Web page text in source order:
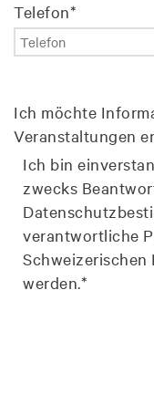
Telefon*
Ich möchte
Veranstaltungen
Ich bin
zwecks
verantwortliche
werden.*